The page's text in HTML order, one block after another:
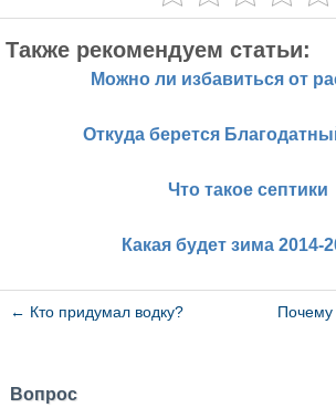
Также рекомендуем статьи:
Можно ли избавиться от
Откуда берется
Что такое септики
Какая будет зима 2014-
← Кто придумал водку?
Почему
Вопрос